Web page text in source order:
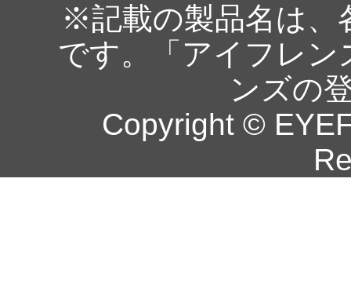
※記載の製品名は、
です。「アイフレ
ンズの
Copyright ©